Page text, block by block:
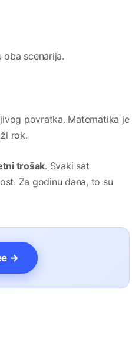
scenarija.
povratka. Matematika je
rok.
trošak. Svaki sat
Za godinu dana, to su
→